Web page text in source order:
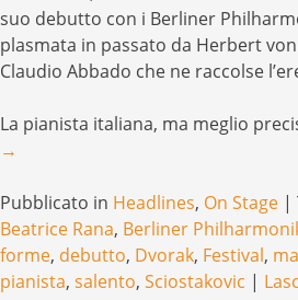
suo debutto con i Berliner
plasmata in passato da Herbert
Claudio Abbado che ne raccolse
La pianista italiana, ma meglio
→
Pubblicato in Headlines, On Stage |
Beatrice Rana, Berliner
forme, debutto, Dvorak, Festival,
pianista, salento, Sciostakovic |